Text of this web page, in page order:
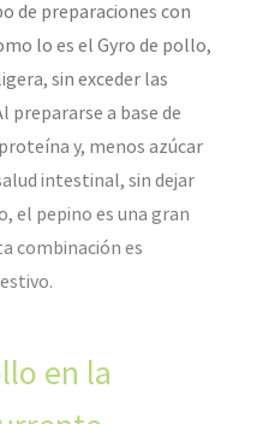
de preparaciones con
lo es el Gyro de pollo,
sin exceder las
prepararse a base de
y, menos azúcar
intestinal, sin dejar
el pepino es una gran
combinación es
en la